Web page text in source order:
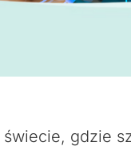
gdzie